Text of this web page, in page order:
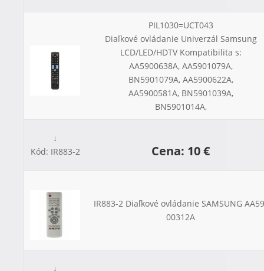
PIL1030=UCT043
Diaľkové ovládanie Univerzál Samsung
LCD/LED/HDTV Kompatibilita s:
AA5900638A, AA5901079A,
BN5901079A, AA5900622A,
AA5900581A, BN5901039A,
BN5901014A,
↓
Kód: IR883-2
Cena: 10 €
IR883-2 Diaľkové ovládanie SAMSUNG
00312A
↓